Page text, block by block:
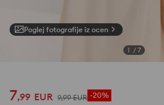
Poglej fotografije iz ocen
1 / 7
7,99 EUR 9,99 EUR -20%